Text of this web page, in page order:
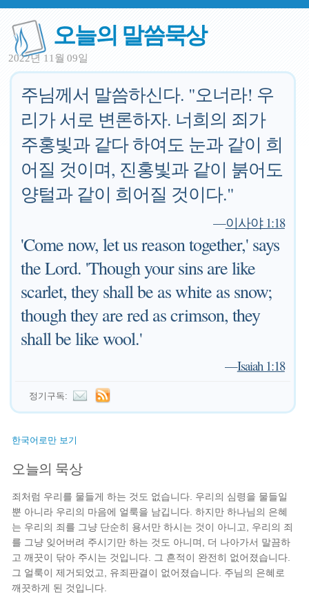
오늘의 말씀묵상
2022년 11월 09일
주님께서 말씀하신다. "오너라! 우
리가 서로 변론하자. 너희의 죄가
주홍빛과 같다 하여도 눈과 같이 희
어질 것이며, 진홍빛과 같이 붉어도
양털과 같이 희어질 것이다."
—이사야 1:18
'Come now, let us reason together,' says
the Lord. 'Though your sins are like
scarlet, they shall be as white as snow;
though they are red as crimson, they
shall be like wool.'
—Isaiah 1:18
정기구독:
한국어로만 보기
오늘의 묵상
죄처럼 우리를 물들게 하는 것도 없습니다. 우리의 심령을 물들일
뿐 아니라 우리의 마음에 얼룩을 남깁니다. 하지만 하나님의 은혜
는 우리의 죄를 그냥 단순히 용서만 하시는 것이 아니고, 우리의 죄
를 그냥 잊어버려 주시기만 하는 것도 아니며, 더 나아가서 말끔하
고 깨끗이 닦아 주시는 것입니다. 그 흔적이 완전히 없어졌습니다.
그 얼룩이 제거되었고, 유죄판결이 없어졌습니다. 주님의 은혜로
깨끗하게 된 것입니다.